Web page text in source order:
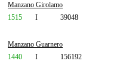
Manzano Girolamo
1515
I 39048
Manzano Guarnero
1440
I 156192